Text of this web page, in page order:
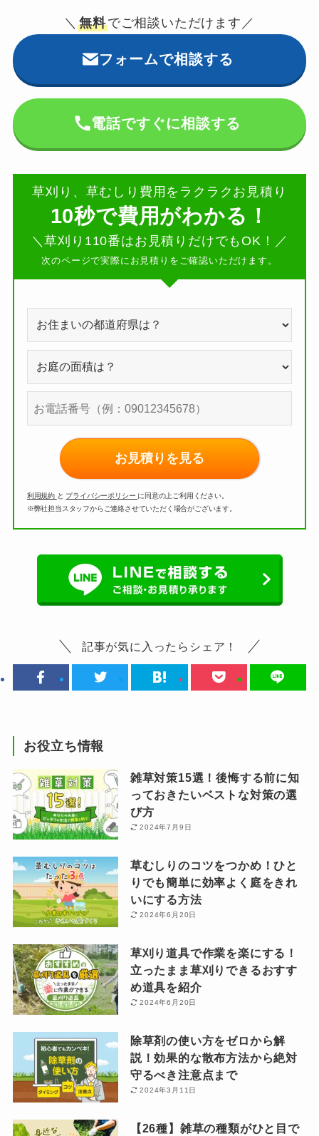
＼無料でご相談いただけます／
フォームで相談する
電話ですぐに相談する
草刈り、草むしり費用をラクラクお見積り
10秒で費用がわかる！
＼草刈り110番はお見積りだけでもOK！／
次のページで実際にお見積りをご確認いただけます。
お見積りを見る
利用規約 と プライバシーポリシー に同意の上ご利用ください。
※弊社担当スタッフからご連絡させていただく場合がございます。
記事が気に入ったらシェア！
お役立ち情報
雑草対策15選！後悔する前に知
っておきたいベストな対策の選
び方
2024年7月9日
草むしりのコツをつかめ！ひと
りでも簡単に効率よく庭をきれ
いにする方法
2024年6月20日
草刈り道具で作業を楽にする！
立ったまま草刈りできるおすす
め道具を紹介
2024年6月20日
除草剤の使い方をゼロから解
説！効果的な散布方法から絶対
守るべき注意点まで
2024年3月11日
【26種】雑草の種類がひと目で